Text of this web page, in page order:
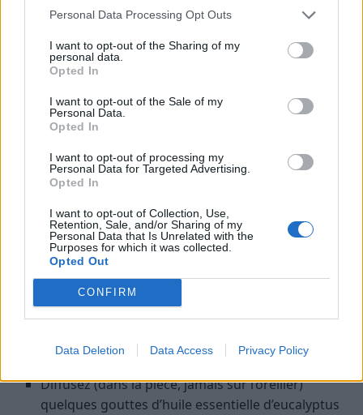
Personal Data Processing Opt Outs
I want to opt-out of the Sharing of my
personal data.
Opted In
I want to opt-out of the Sale of my
Personal Data.
Opted In
I want to opt-out of processing my
Personal Data for Targeted Advertising.
Opted In
I want to opt-out of Collection, Use,
Retention, Sale, and/or Sharing of my
Personal Data that Is Unrelated with the
Purposes for which it was collected.
Opted Out
CONFIRM
Data Deletion Data Access Privacy Policy
Appliquez-la sur la poitrine (jamais sur le visage),
Attention : à éviter chez l’enfant et les peaux
sensibles car cela peut irriter.
Gérer un nez bouché la nuit : astuces
pour mieux dormir
La congestion nasale a tendance à s’aggraver en
position allongée. Voici quelques conseils pour limiter
l’encombrement nocturne :
Surélevez votre oreiller pour garder la tête plus
haute que le reste du corps.
Nettoyez votre nez avant de vous coucher avec
du sérum physiologique.
Utilisez un humidificateur d’air si l’environnement
est sec.
Diffusez (dans la pièce, jamais sur l’oreiller)
quelques gouttes d’huile essentielle d’eucalyptus